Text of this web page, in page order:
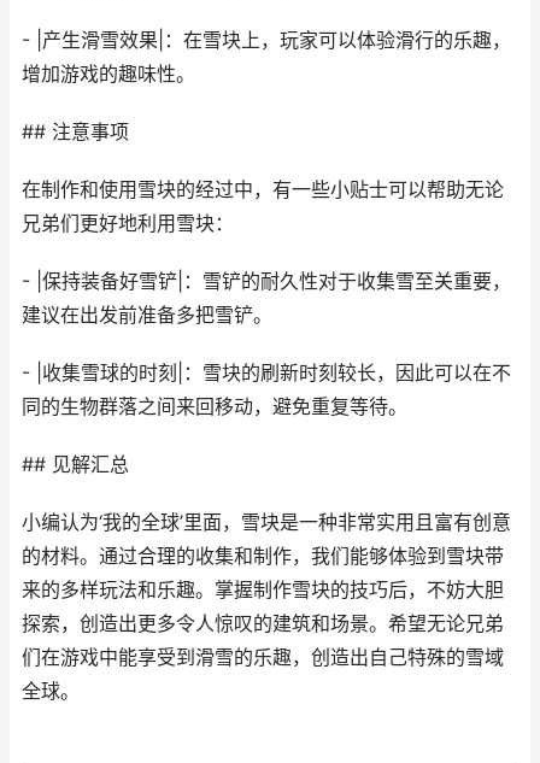
- |产生滑雪效果|：在雪块上，玩家可以体验滑行的乐趣，
增加游戏的趣味性。
## 注意事项
在制作和使用雪块的经过中，有一些小贴士可以帮助无论
兄弟们更好地利用雪块：
- |保持装备好雪铲|：雪铲的耐久性对于收集雪至关重要，
建议在出发前准备多把雪铲。
- |收集雪球的时刻|：雪块的刷新时刻较长，因此可以在不
同的生物群落之间来回移动，避免重复等待。
## 见解汇总
小编认为‘我的全球’里面，雪块是一种非常实用且富有创意
的材料。通过合理的收集和制作，我们能够体验到雪块带
来的多样玩法和乐趣。掌握制作雪块的技巧后，不妨大胆
探索，创造出更多令人惊叹的建筑和场景。希望无论兄弟
们在游戏中能享受到滑雪的乐趣，创造出自己特殊的雪域
全球。